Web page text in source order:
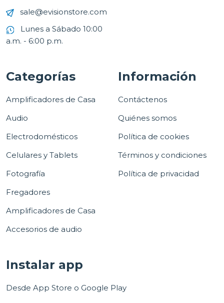
sale@evisionstore.com
Lunes a Sábado 10:00
a.m. - 6:00 p.m.
Categorías
Amplificadores de Casa
Audio
Electrodomésticos
Celulares y Tablets
Fotografía
Fregadores
Amplificadores de Casa
Accesorios de audio
Información
Contáctenos
Quiénes somos
Política de cookies
Términos y condiciones
Política de privacidad
Instalar app
Desde App Store o Google Play